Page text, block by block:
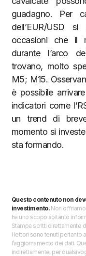
guadagno. Per
dell’EUR/USD
occasioni che il
durante l’arco
trovano, molto
M5; M15.
è possibile
indicatori come
un trend di
momento si
sta formando.
Questo contenuto non
investimento.Non offriamo
ha uno scopo soltanto
Stampa scritti direttamente
I lettori sono tenuti pertanto
l’aggiornamento dei dati.
indirettamente, per